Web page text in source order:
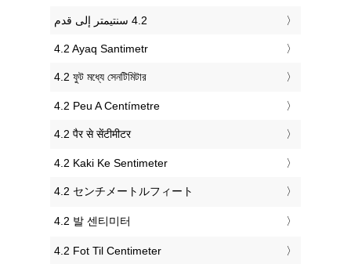
‎4.2 Ayaq Santimetr
‎4.2 ফুট মধ্যে সেনটিমিটার
‎4.2 Peu A Centímetre
‎4.2 पैर से सेंटीमीटर
‎4.2 Kaki Ke Sentimeter
‎4.2 センチメートルフィート
‎4.2 발 센티미터
‎4.2 Fot Til Centimeter